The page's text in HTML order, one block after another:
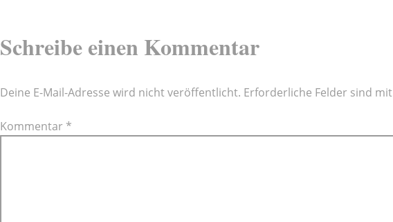
Schreibe einen Kommentar
Deine E-Mail-Adresse wird nicht veröffentlicht. Erforderliche Felder sind mit
Kommentar *